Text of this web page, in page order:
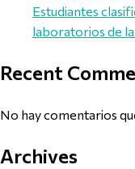
Estudiantes
laboratorios de
Recent
No hay comentarios
Archives